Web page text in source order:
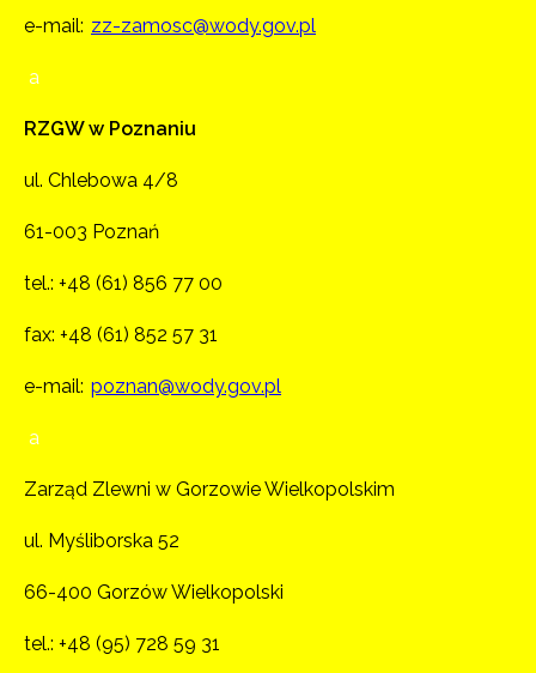
e-mail: zz-zamosc@wody.gov.pl
a
RZGW w Poznaniu
ul. Chlebowa 4/8
61-003 Poznań
tel.: +48 (61) 856 77 00
fax: +48 (61) 852 57 31
e-mail: poznan@wody.gov.pl
a
Zarząd Zlewni w Gorzowie Wielkopolskim
ul. Myśliborska 52
66-400 Gorzów Wielkopolski
tel.: +48 (95) 728 59 31